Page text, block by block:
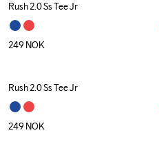
Rush 2.0 Ss Tee Jr
249 NOK
Rush 2.0 Ss Tee Jr
249 NOK